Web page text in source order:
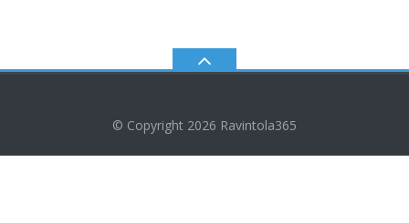
© Copyright 2026 Ravintola365